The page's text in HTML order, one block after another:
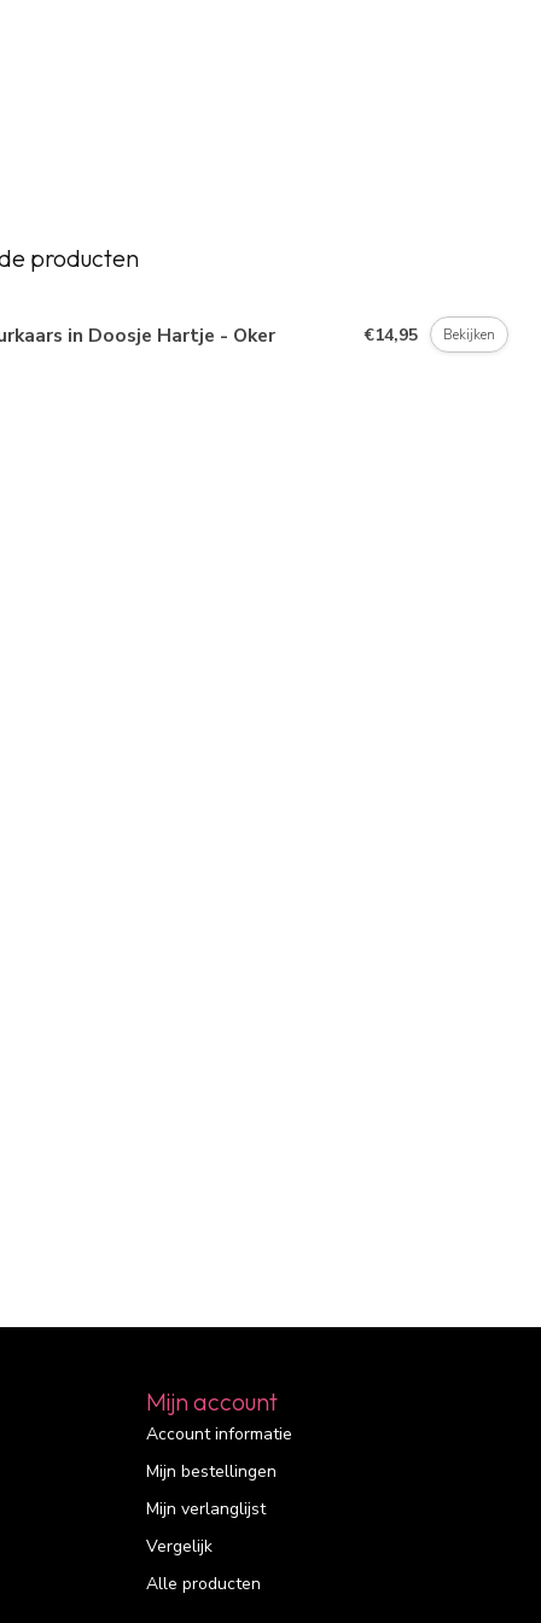
producten
in Doosje Hartje - Oker €14,95 Bekijken
Mijn account
Account informatie
Mijn bestellingen
Mijn verlanglijst
Vergelijk
Alle producten